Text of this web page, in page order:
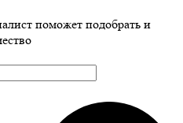
поможет подобрать и